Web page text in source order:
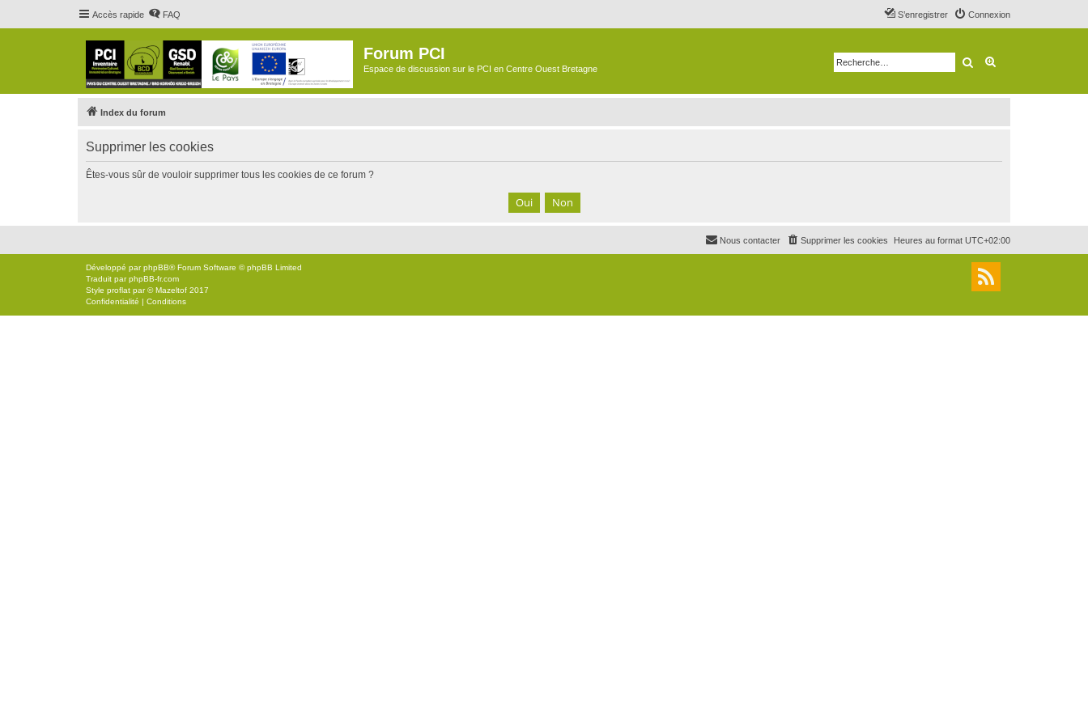
Accès rapide FAQ Connexion
S’enregistrer
Forum PCI
Espace de discussion sur le PCI en Centre Ouest Bretagne Rechercher
Index du forum
Supprimer les cookies
Êtes-vous sûr de vouloir supprimer tous les cookies de ce forum ?
Heures au format UTC+02:00
Supprimer les cookies
Nous contacter
Développé parphpBB® Forum Software © phpBB Limited
Traduit parphpBB-fr.com
Style proflat par ©Mazeltof 2017
Confidentialité | Conditions